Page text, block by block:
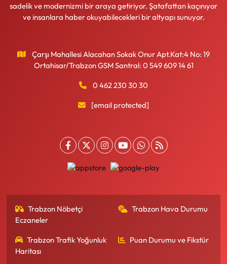
sadelik ve modernizmi bir araya getiriyor. Şatafattan kaçınıyor
ve insanlara haber okuyabilecekleri bir altyapı sunuyor.
Çarşı Mahallesi Alacahan Sokak Onur Apt.Kat:4 No: 19
Ortahisar/Trabzon GSM Santral: 0 549 609 14 61
0 462 230 30 30
[email protected]
Trabzon Nöbetçi
Eczaneler
Trabzon Hava Durumu
Trabzon Trafik Yoğunluk
Haritası
Puan Durumu ve Fikstür